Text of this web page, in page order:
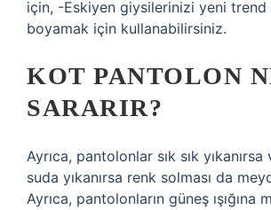
için, -Eskiyen giysilerinizi yeni trend
boyamak için kullanabilirsiniz.
KOT PANTOLON
SARARIR?
Ayrıca, pantolonlar sık ​​sık yıkanırsa
suda yıkanırsa renk solması da
Ayrıca, pantolonların güneş ışığına